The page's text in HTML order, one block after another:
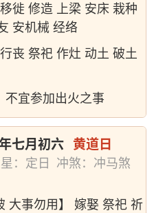
徙 修造 上梁 安床 栽种
安机械 经络
丧 祭祀 作灶 动土 破土
不宜参加出火之事
七月初六 黄道日
：定日
冲煞：冲马煞
大事勿用】 嫁娶 祭祀 祈